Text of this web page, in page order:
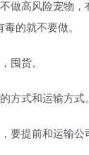
做高风险宠物
的就不要做。
囤货。
方式和运输方式。
要提前和运输